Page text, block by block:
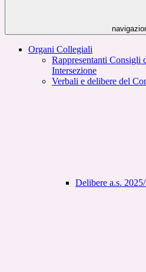
Organi Collegiali
Rappresentanti Consigli
Intersezione
Verbali e delibere del
Delibere a.s.